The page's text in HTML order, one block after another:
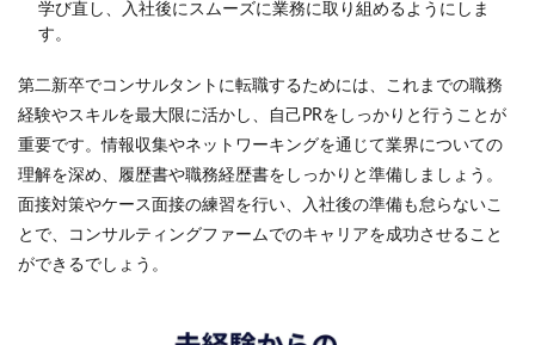
学び直し、入社後にスムーズに業務に取り組めるようにしま
す。
第二新卒でコンサルタントに転職するためには、これまでの職務
経験やスキルを最大限に活かし、自己PRをしっかりと行うことが
重要です。情報収集やネットワーキングを通じて業界についての
理解を深め、履歴書や職務経歴書をしっかりと準備しましょう。
面接対策やケース面接の練習を行い、入社後の準備も怠らないこ
とで、コンサルティングファームでのキャリアを成功させること
ができるでしょう。